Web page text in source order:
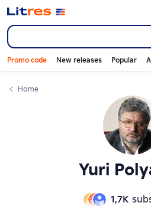
Promo code New releases Popular
Home
Yuri
1,7К
Слайдер с книгами
Слайдер с книгами